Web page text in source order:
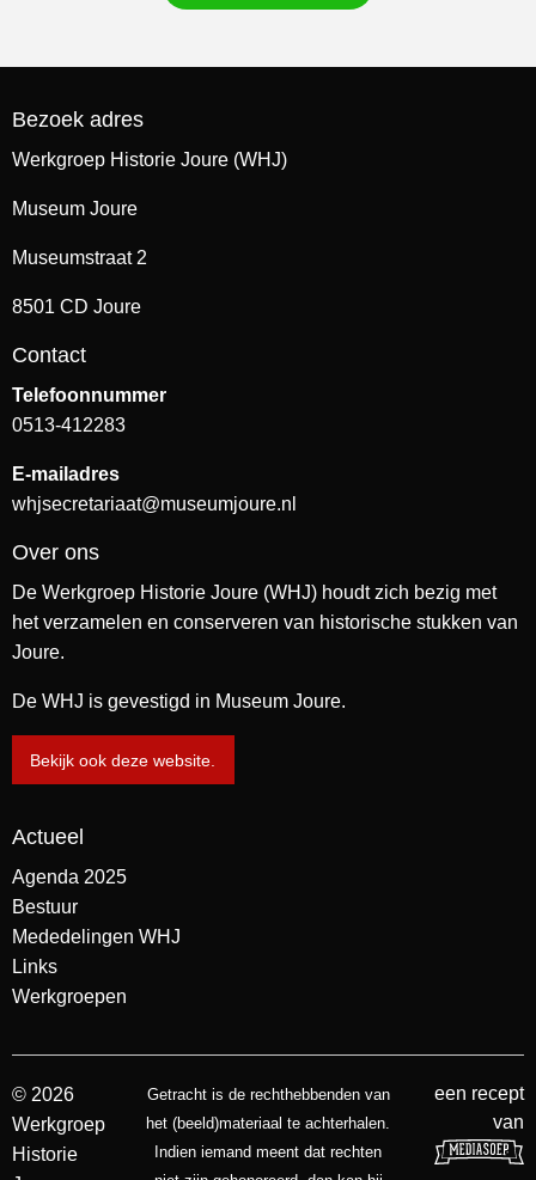
Bezoek adres
Werkgroep Historie Joure (WHJ)
Museum Joure
Museumstraat 2
8501 CD Joure
Contact
Telefoonnummer
0513-412283
E-mailadres
whjsecretariaat@museumjoure.nl
Over ons
De Werkgroep Historie Joure (WHJ) houdt zich bezig met
het verzamelen en conserveren van historische stukken van
Joure.
De WHJ is gevestigd in Museum Joure.
Bekijk ook deze website.
Actueel
Agenda 2025
Bestuur
Mededelingen WHJ
Links
Werkgroepen
© 2026
Werkgroep
Historie
Getracht is de rechthebbenden van
het (beeld)materiaal te achterhalen.
Indien iemand meent dat rechten
een recept
van